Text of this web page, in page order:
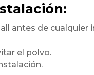
antes de cualquier
el polvo.